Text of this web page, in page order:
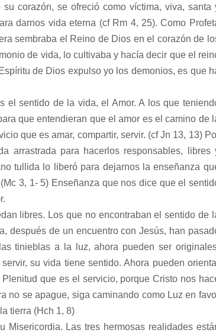
corazón, se ofreció como víctima, viva, santa
darnos vida eterna (cf Rm 4, 25). Como
sembraba el Reino de Dios en el corazón de
de vida, lo cultivaba y hacía decir que el
de Dios expulso yo los demonios, es que
el sentido de la vida, el Amor. A los que
que entendieran que el amor es el camino de
que es amar, compartir, servir. (cf Jn 13, 13)
arrastrada para hacerlos responsables, libres
tullida lo liberó para dejarnos la enseñanza
3, 1- 5) Enseñanza que nos dice que el
libres. Los que no encontraban el sentido de
después de un encuentro con Jesús, han
tinieblas a la luz, ahora pueden ser
su vida tiene sentido. Ahora pueden
que es el servicio, porque Cristo nos
no se apague, siga caminando como Luz en
tierra (Hch 1, 8)
Las tres hermosas realidades